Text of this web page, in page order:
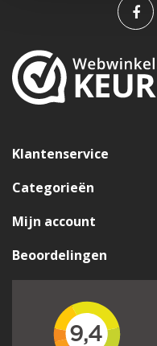
Klantenservice
Categorieën
Mijn account
Beoordelingen